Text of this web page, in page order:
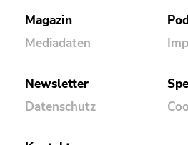
Magazin
Mediadaten
Newsletter
Datenschutz